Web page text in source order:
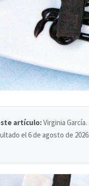
artículo:Virginia
el6 de agosto de 2026.